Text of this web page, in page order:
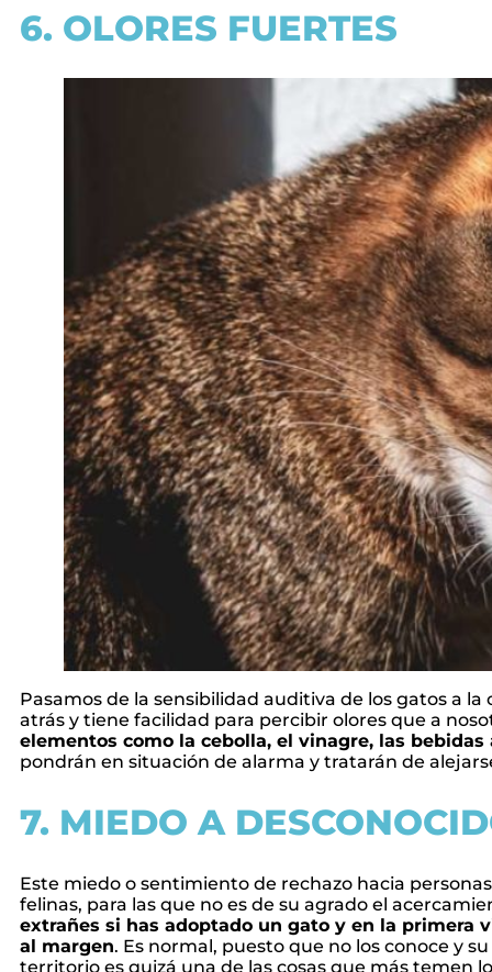
6. OLORES FUERTES
Pasamos de la sensibilidad auditiva de los gatos a
atrás y tiene facilidad para percibir olores que a
elementos como la cebolla, el vinagre, las
pondrán en situación de alarma y tratarán de
7. MIEDO A
Este miedo o sentimiento de rechazo hacia
felinas, para las que no es de su agrado el
extrañes si has adoptado un gato y en la primera
al margen. Es normal, puesto que no los conoce y
territorio es quizá una de las cosas que más temen